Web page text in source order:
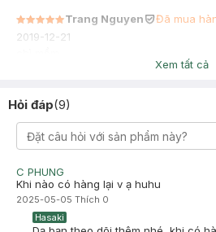
Trang Nguyen
Đã mua
2019-12-21
Xem tất cả
Hỏi đáp(9)
C PHUNG
Khi nào có hàng lại v ạ huhu
2025-05-05 Thích 0
Hasaki